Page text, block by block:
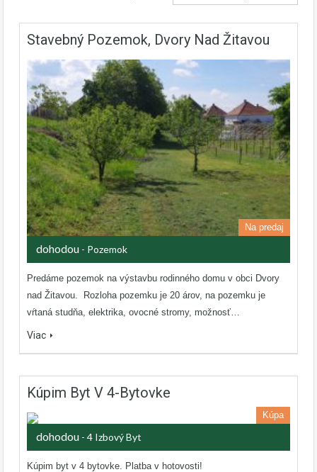
Stavebný Pozemok, Dvory Nad Žitavou
Na predaj
dohodou - Pozemok
Predáme pozemok na výstavbu rodinného domu v obci Dvory
nad Žitavou. Rozloha pozemku je 20 árov, na pozemku je
vŕtaná studňa, elektrika, ovocné stromy, možnosť…
Viac
Kúpim Byt V 4-Bytovke
Kúpa
dohodou - 4 Izbový Byt
Kúpim byt v 4 bytovke. Platba v hotovosti!